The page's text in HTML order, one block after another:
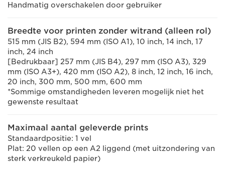
Handmatig overschakelen door gebruiker
Breedte voor printen zonder witrand (alleen rol)
515 mm (JIS B2), 594 mm (ISO A1), 10 inch, 14 inch, 17
inch, 24 inch
[Bedrukbaar] 257 mm (JIS B4), 297 mm (ISO A3), 329
mm (ISO A3+), 420 mm (ISO A2), 8 inch, 12 inch, 16 inch,
20 inch, 300 mm, 500 mm, 600 mm
*Sommige omstandigheden leveren mogelijk niet het
gewenste resultaat
Maximaal aantal geleverde prints
Standaardpositie: 1 vel
Plat: 20 vellen op een A2 liggend (met uitzondering van
sterk verkreukeld papier)